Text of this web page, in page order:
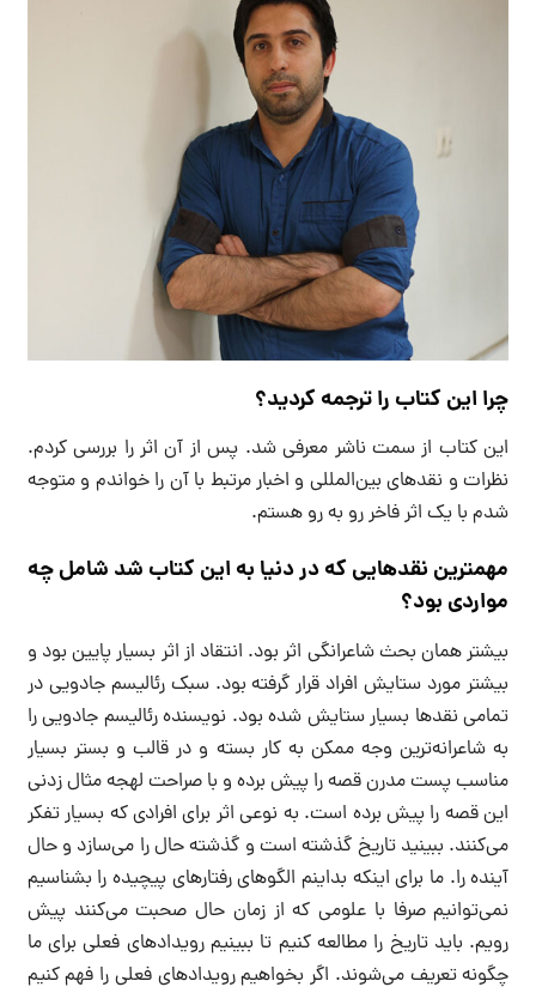
چرا این کتاب را ترجمه کردید؟
این کتاب از سمت ناشر معرفی شد. پس از آن اثر را بررسی کردم.
نظرات و نقدهای بین‌المللی و اخبار مرتبط با آن را خواندم و متوجه
شدم با یک اثر فاخر رو به رو هستم.
مهمترین نقدهایی که در دنیا به این کتاب شد شامل چه
مواردی بود؟
بیشتر همان بحث شاعرانگی اثر بود. انتقاد از اثر بسیار پایین بود و
بیشتر مورد ستایش افراد قرار گرفته بود. سبک رئالیسم جادویی در
تمامی نقدها بسیار ستایش شده بود. نویسنده رئالیسم جادویی را
به شاعرانه‌ترین وجه ممکن به کار بسته و در قالب و بستر بسیار
مناسب پست مدرن قصه را پیش برده و با صراحت لهجه مثال زدنی
این قصه را پیش برده است. به نوعی اثر برای افرادی که بسیار تفکر
می‌کنند. ببینید تاریخ گذشته است و گذشته حال را می‌سازد و حال
آینده را. ما برای اینکه بداینم الگوهای رفتارهای پیچیده را بشناسیم
نمی‌توانیم صرفا با علومی که از زمان حال صحبت می‌کنند پیش
رویم. باید تاریخ را مطالعه کنیم تا ببینیم رویدادهای فعلی برای ما
چگونه تعریف می‌شوند. اگر بخواهیم رویدادهای فعلی را فهم کنیم